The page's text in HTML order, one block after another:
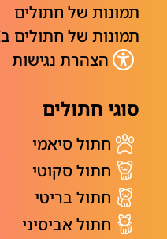
תמונות של חתולים
תמונות של חתולים בAI
הצהרת נגישות
סוגי חתולים
חתול סיאמי
חתול סקוטי
חתול בריטי
חתול אביסיני